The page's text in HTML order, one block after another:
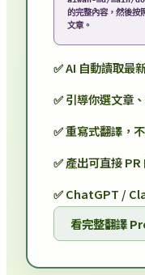
的完整內容，然後
文章。
✅ AI 自動讀取最
✅ 引導你選文章
✅ 重寫式翻譯，
✅ 產出可直接
✅ ChatGPT /
看完整翻譯